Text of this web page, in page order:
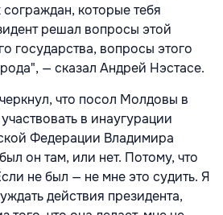
которые тебя
решал вопросы этой
государства, вопросы этого
— сказал Андрей Нэстасе.
что посол Молдовы в
в инаугурации
Федерации Владимира
он там, или нет. Потому, что
не был — не мне это судить. Я
действия президента,